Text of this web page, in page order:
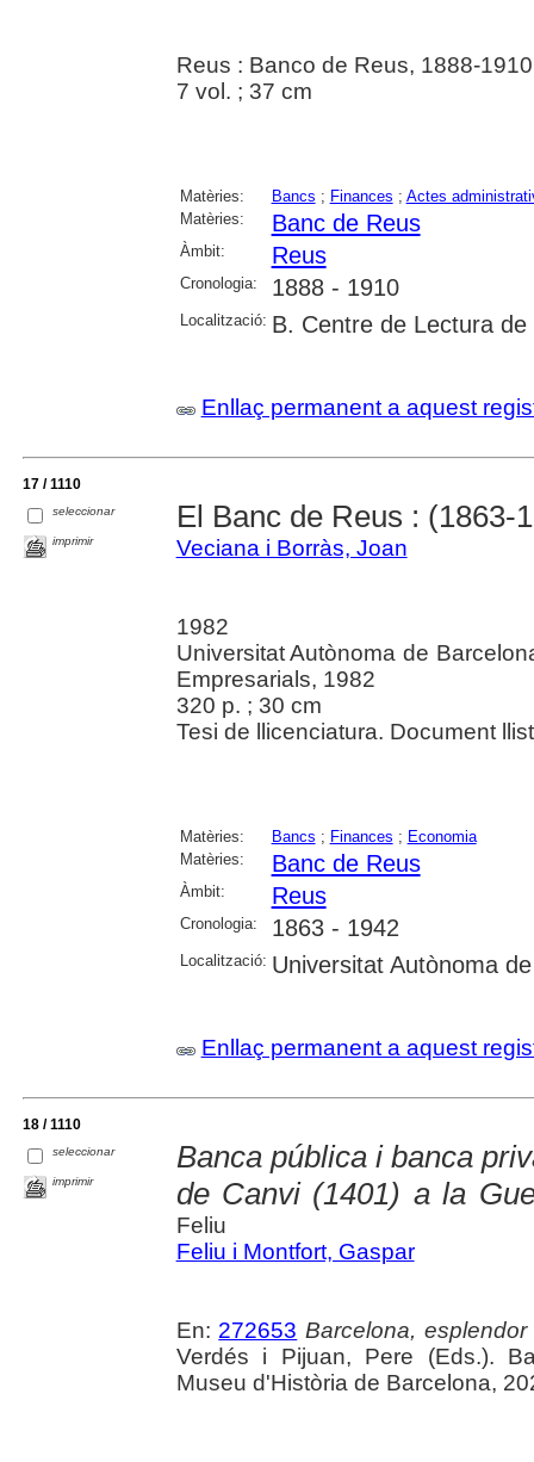
Reus : Banco de Reus, 1888-1910
7 vol. ; 37 cm
Matèries: Bancs ; Finances ; Actes
Matèries:
Banc de Reus
Àmbit: Reus
Cronologia: 1888 - 1910
Localització: B. Centre de Lectura de
Enllaç permanent a aquest
17 / 1110
seleccionar
imprimir
El Banc de Reus : (1863-
Veciana i Borràs, Joan
1982
Universitat Autònoma de
Empresarials, 1982
320 p. ; 30 cm
Tesi de llicenciatura. Document
Matèries: Bancs ; Finances ; Economia
Matèries:
Banc de Reus
Àmbit: Reus
Cronologia: 1863 - 1942
Localització: Universitat Autònoma
Enllaç permanent a aquest
18 / 1110
seleccionar
imprimir
Banca pública i banca
de Canvi (1401) a la
Feliu
Feliu i Montfort, Gaspar
En: 272653 Barcelona,
Verdés i Pijuan, Pere (Eds.).
Museu d'Història de Barcelona,